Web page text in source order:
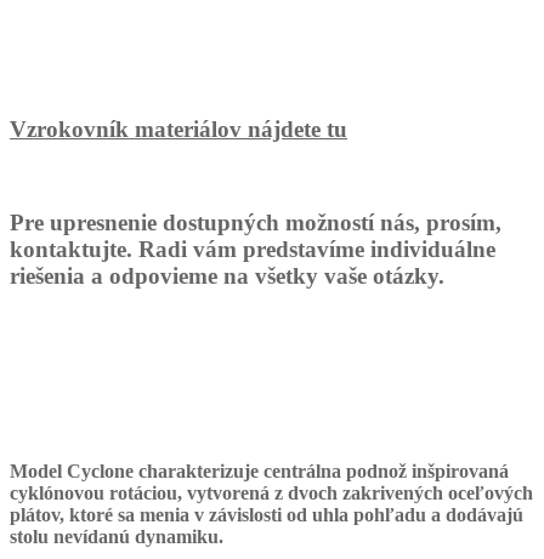
Vzrokovník materiálov nájdete tu
Pre upresnenie dostupných možností nás, prosím,
kontaktujte. Radi vám predstavíme individuálne
riešenia a odpovieme na všetky vaše otázky.
Model Cyclone charakterizuje centrálna podnož inšpirovaná
cyklónovou rotáciou, vytvorená z dvoch zakrivených oceľových
plátov, ktoré sa menia v závislosti od uhla pohľadu a dodávajú
stolu nevídanú dynamiku.